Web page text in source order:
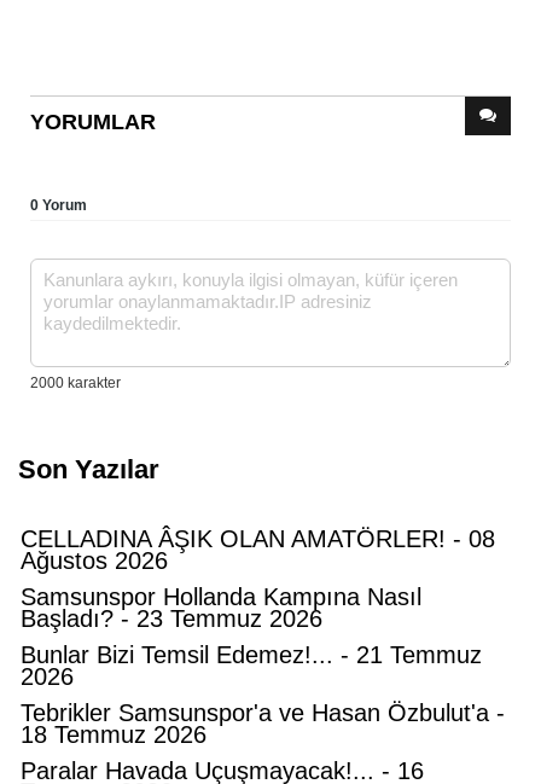
YORUMLAR
0 Yorum
Son Yazılar
CELLADINA ÂŞIK OLAN AMATÖRLER! - 08
Ağustos 2026
Samsunspor Hollanda Kampına Nasıl
Başladı? - 23 Temmuz 2026
Bunlar Bizi Temsil Edemez!... - 21 Temmuz
2026
Tebrikler Samsunspor'a ve Hasan Özbulut'a -
18 Temmuz 2026
Paralar Havada Uçuşmayacak!... - 16